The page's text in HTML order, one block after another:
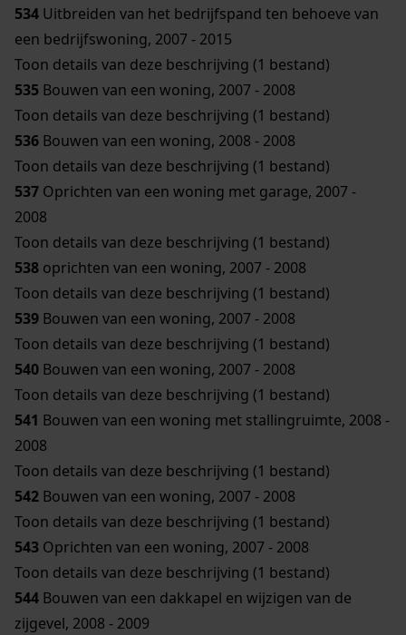
534 Uitbreiden van het bedrijfspand ten behoeve van
een bedrijfswoning, 2007 - 2015
Toon details van deze beschrijving (1 bestand)
535 Bouwen van een woning, 2007 - 2008
Toon details van deze beschrijving (1 bestand)
536 Bouwen van een woning, 2008 - 2008
Toon details van deze beschrijving (1 bestand)
537 Oprichten van een woning met garage, 2007 -
2008
Toon details van deze beschrijving (1 bestand)
538 oprichten van een woning, 2007 - 2008
Toon details van deze beschrijving (1 bestand)
539 Bouwen van een woning, 2007 - 2008
Toon details van deze beschrijving (1 bestand)
540 Bouwen van een woning, 2007 - 2008
Toon details van deze beschrijving (1 bestand)
541 Bouwen van een woning met stallingruimte, 2008 -
2008
Toon details van deze beschrijving (1 bestand)
542 Bouwen van een woning, 2007 - 2008
Toon details van deze beschrijving (1 bestand)
543 Oprichten van een woning, 2007 - 2008
Toon details van deze beschrijving (1 bestand)
544 Bouwen van een dakkapel en wijzigen van de
zijgevel, 2008 - 2009